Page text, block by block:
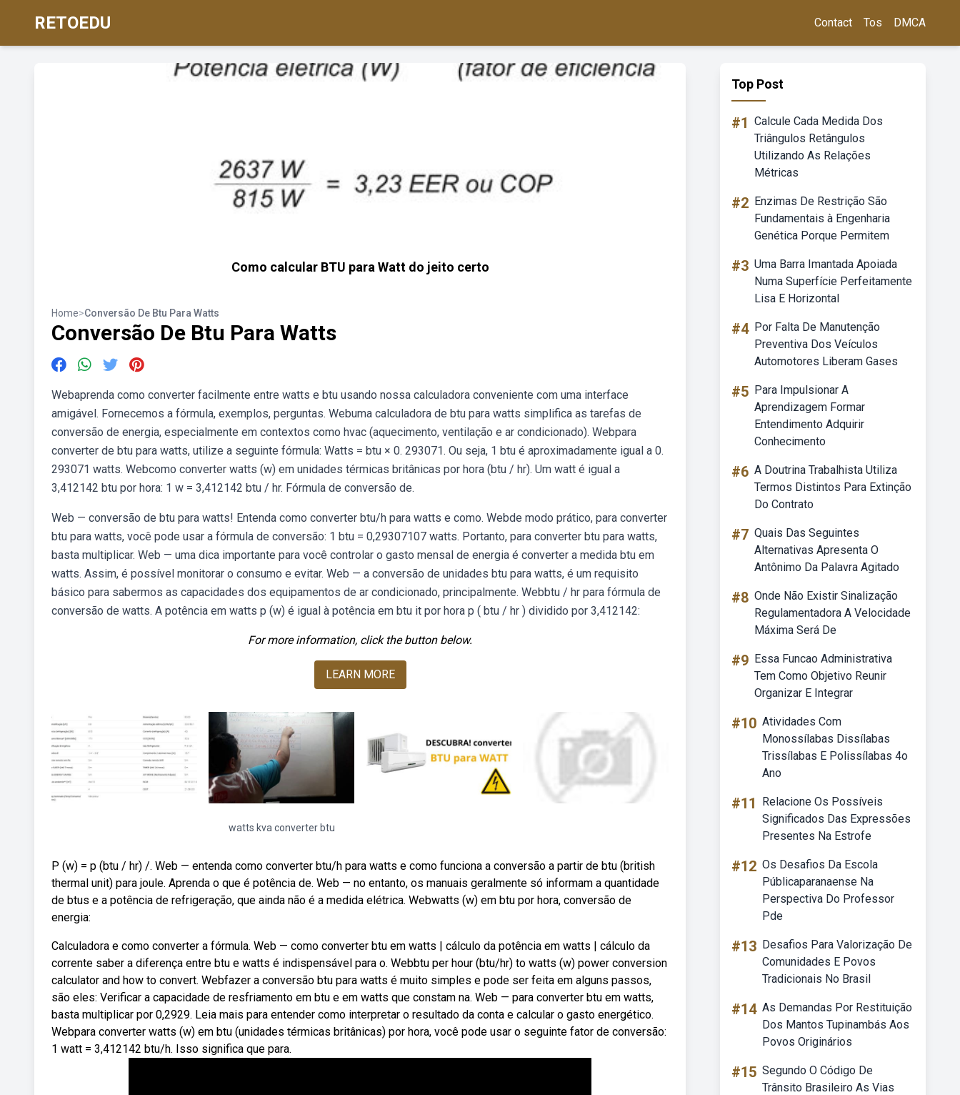
RETOEDU Contact Tos DMCA
Como calcular BTU para Watt do jeito certo
Home>Conversão De Btu Para Watts
Conversão De Btu Para Watts
Webaprenda como converter facilmente entre watts e btu usando nossa calculadora conveniente com uma interface
amigável. Fornecemos a fórmula, exemplos, perguntas. Webuma calculadora de btu para watts simplifica as tarefas de
conversão de energia, especialmente em contextos como hvac (aquecimento, ventilação e ar condicionado). Webpara
converter de btu para watts, utilize a seguinte fórmula: Watts = btu × 0. 293071. Ou seja, 1 btu é aproximadamente igual a 0.
293071 watts. Webcomo converter watts (w) em unidades térmicas britânicas por hora (btu / hr). Um watt é igual a
3,412142 btu por hora: 1 w = 3,412142 btu / hr. Fórmula de conversão de.
Web — conversão de btu para watts! Entenda como converter btu/h para watts e como. Webde modo prático, para converter
btu para watts, você pode usar a fórmula de conversão: 1 btu = 0,29307107 watts. Portanto, para converter btu para watts,
basta multiplicar. Web — uma dica importante para você controlar o gasto mensal de energia é converter a medida btu em
watts. Assim, é possível monitorar o consumo e evitar. Web — a conversão de unidades btu para watts, é um requisito
básico para sabermos as capacidades dos equipamentos de ar condicionado, principalmente. Webbtu / hr para fórmula de
conversão de watts. A potência em watts p (w) é igual à potência em btu it por hora p ( btu / hr ) dividido por 3,412142:
For more information, click the button below.
LEARN MORE
watts kva converter btu
P (w) = p (btu / hr) /. Web — entenda como converter btu/h para watts e como funciona a conversão a partir de btu (british
thermal unit) para joule. Aprenda o que é potência de. Web — no entanto, os manuais geralmente só informam a quantidade
de btus e a potência de refrigeração, que ainda não é a medida elétrica. Webwatts (w) em btu por hora, conversão de
energia:
Calculadora e como converter a fórmula. Web — como converter btu em watts | cálculo da potência em watts | cálculo da
corrente saber a diferença entre btu e watts é indispensável para o. Webbtu per hour (btu/hr) to watts (w) power conversion
calculator and how to convert. Webfazer a conversão btu para watts é muito simples e pode ser feita em alguns passos,
são eles: Verificar a capacidade de resfriamento em btu e em watts que constam na. Web — para converter btu em watts,
basta multiplicar por 0,2929. Leia mais para entender como interpretar o resultado da conta e calcular o gasto energético.
Webpara converter watts (w) em btu (unidades térmicas britânicas) por hora, você pode usar o seguinte fator de conversão:
1 watt = 3,412142 btu/h. Isso significa que para.
Top Post
#1 Calcule Cada Medida Dos
Triângulos Retângulos
Utilizando As Relações
Métricas
#2 Enzimas De Restrição São
Fundamentais à Engenharia
Genética Porque Permitem
#3 Uma Barra Imantada Apoiada
Numa Superfície Perfeitamente
Lisa E Horizontal
#4 Por Falta De Manutenção
Preventiva Dos Veículos
Automotores Liberam Gases
#5 Para Impulsionar A
Aprendizagem Formar
Entendimento Adquirir
Conhecimento
#6 A Doutrina Trabalhista Utiliza
Termos Distintos Para Extinção
Do Contrato
#7 Quais Das Seguintes
Alternativas Apresenta O
Antônimo Da Palavra Agitado
#8 Onde Não Existir Sinalização
Regulamentadora A Velocidade
Máxima Será De
#9 Essa Funcao Administrativa
Tem Como Objetivo Reunir
Organizar E Integrar
#10 Atividades Com
Monossílabas Dissílabas
Trissílabas E Polissílabas 4o
Ano
#11
Relacione Os Possíveis
Significados Das Expressões
Presentes Na Estrofe
#12 Os Desafios Da Escola
Públicaparanaense Na
Perspectiva Do Professor
Pde
#13 Desafios Para Valorização De
Comunidades E Povos
Tradicionais No Brasil
#14 As Demandas Por Restituição
Dos Mantos Tupinambás Aos
Povos Originários
#15 Segundo O Código De
Trânsito Brasileiro As Vias